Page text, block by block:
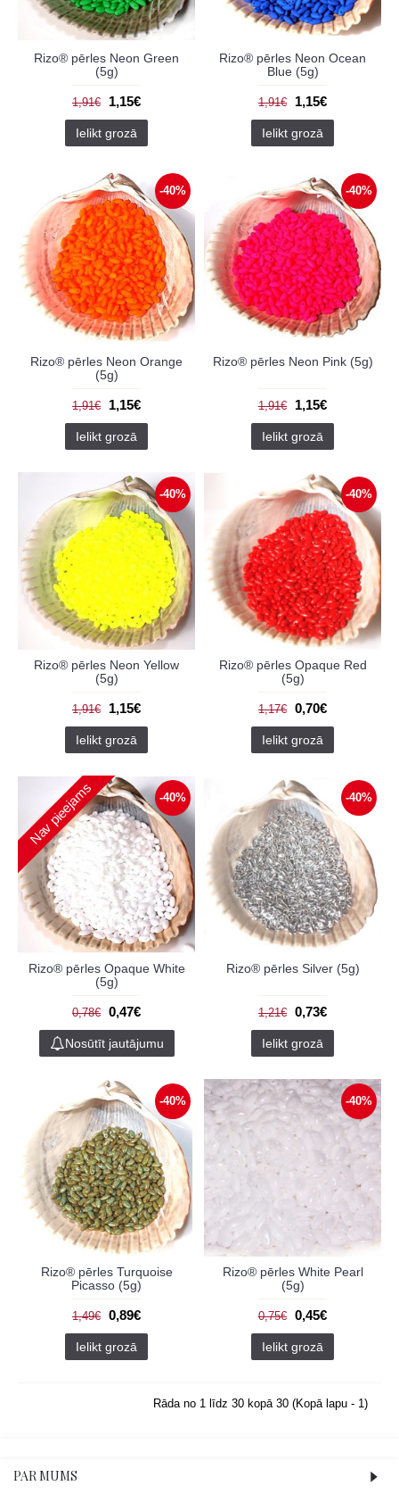
Rizo® pērles Neon Green
(5g)
1,91€ 1,15€
Ielikt grozā
Rizo® pērles Neon Ocean
Blue (5g)
1,91€ 1,15€
Ielikt grozā
-40%
Rizo® pērles Neon Orange
(5g)
1,91€ 1,15€
Ielikt grozā
-40%
Rizo® pērles Neon Pink (5g)
1,91€ 1,15€
Ielikt grozā
-40%
Rizo® pērles Neon Yellow
(5g)
1,91€ 1,15€
Ielikt grozā
-40%
Rizo® pērles Opaque Red
(5g)
1,17€ 0,70€
Ielikt grozā
-40%
Nav pieejams
Rizo® pērles Opaque White
(5g)
0,78€ 0,47€
Nosūtīt jautājumu
-40%
Rizo® pērles Silver (5g)
1,21€ 0,73€
Ielikt grozā
-40%
Rizo® pērles Turquoise
Picasso (5g)
1,49€ 0,89€
Ielikt grozā
-40%
Rizo® pērles White Pearl
(5g)
0,75€ 0,45€
Ielikt grozā
Rāda no 1 līdz 30 kopā 30 (Kopā lapu - 1)
PAR MUMS